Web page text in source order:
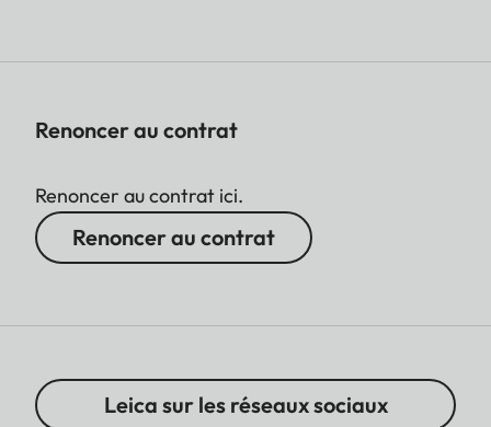
Renoncer au contrat
Renoncer au contrat ici.
Renoncer au contrat
Leica sur les réseaux sociaux